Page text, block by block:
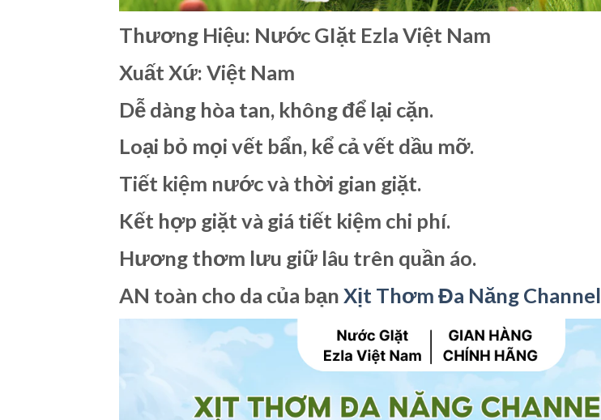
Thương Hiệu: Nước GIặt Ezla Việt Nam
Xuất Xứ: Việt Nam
Dễ dàng hòa tan, không để lại cặn.
Loại bỏ mọi vết bẩn, kể cả vết dầu mỡ.
Tiết kiệm nước và thời gian giặt.
Kết hợp giặt và giá tiết kiệm chi phí.
Hương thơm lưu giữ lâu trên quần áo.
AN toàn cho da của bạn Xịt Thơm Đa Năng Channel